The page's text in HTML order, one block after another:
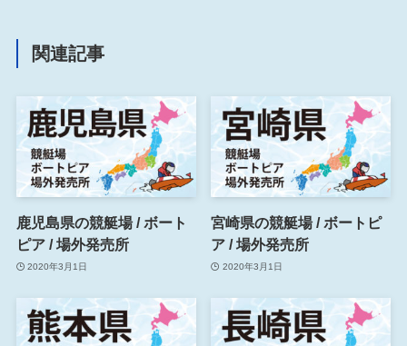
関連記事
鹿児島県の競艇場 / ボート
ピア / 場外発売所
2020年3月1日
宮崎県の競艇場 / ボートピ
ア / 場外発売所
2020年3月1日